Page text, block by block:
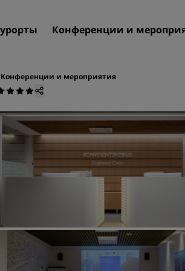
Конференции и
Курорты
Отели при
Откройте
Конференции и мероприятия